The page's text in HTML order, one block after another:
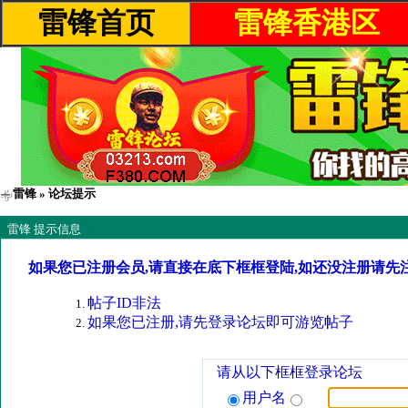
雷锋首页 雷锋香港区
雷锋 » 论坛提示
雷锋 提示信息
如果您已注册会员,请直接在底下框框登陆,如还没注册请先
帖子ID非法
如果您已注册,请先登录论坛即可游览帖子
请从以下框框登录论坛
用户名